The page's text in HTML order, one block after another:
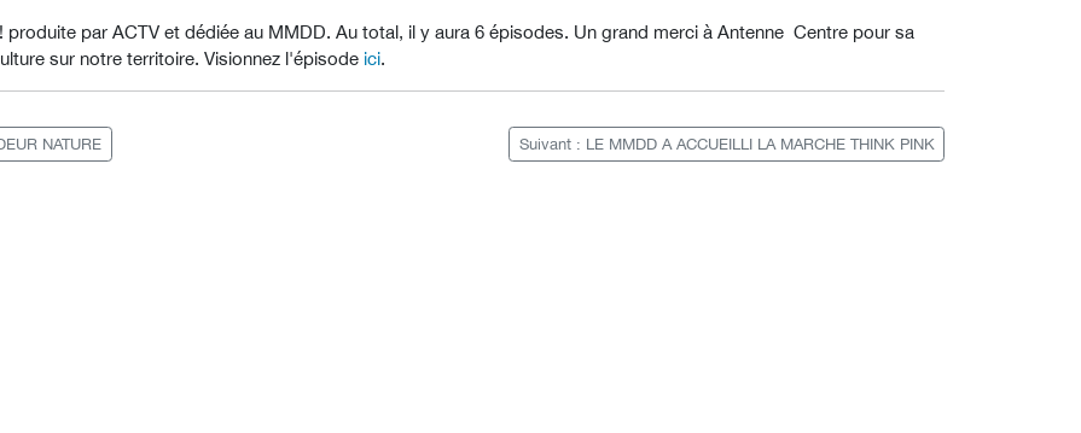
par ACTV et dédiée au MMDD. Au total, il y aura 6 épisodes. Un grand merci à Antenne Centre pour sa
sur notre territoire. Visionnez l'épisode ici.
NATURE Suivant : LE MMDD A ACCUEILLI LA MARCHE THINK PINK